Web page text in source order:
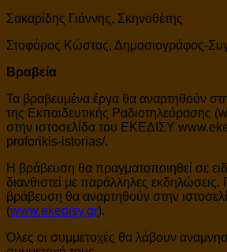
Σακαρίδης Γιάννης, Σκηνοθέτης
Στοφόρος Κώστας, Δημοσιογράφος-
Βραβεία
Τα βραβευμένα έργα θα αναρτηθούν στη
της Εκπαιδευτικής Ραδιοτηλεόρασης
στην ιστοσελίδα του ΕΚΕΔΙΣΥ
proforikis-istorias/.
H βράβευση θα πραγματοποιηθεί σε
διανθιστεί με παράλληλες εκδηλώσεις.
βράβευση θα αναρτηθούν στην
(www.ekedisy.gr).
Όλες οι συμμετοχές θα λάβουν